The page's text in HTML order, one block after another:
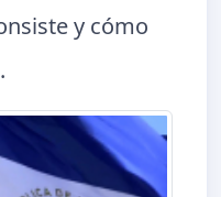
y cómo